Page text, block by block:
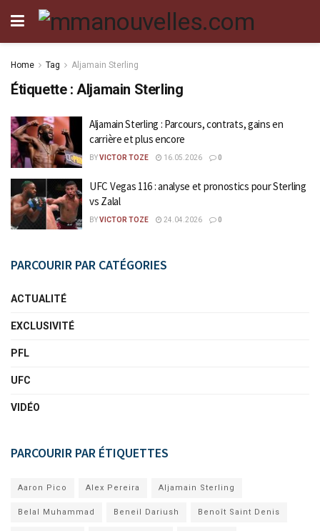
Home Tag Aljamain Sterling
Étiquette :Aljamain Sterling
Aljamain Sterling : Parcours, contrats, gains en
carrière et plus encore
BYVICTOR TOZE 16.05.2026 0
UFC Vegas 116 : analyse et pronostics pour Sterling
vs Zalal
BYVICTOR TOZE 24.04.2026 0
PARCOURIR PAR CATÉGORIES
ACTUALITÉ
EXCLUSIVITÉ
PFL
UFC
VIDÉO
PARCOURIR PAR ÉTIQUETTES
Aaron Pico Alex Pereira Aljamain Sterling
Belal Muhammad Beneil Dariush Benoît Saint Denis